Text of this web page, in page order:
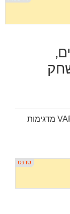
שלוש החלטות שקיבלה השבוע מערכת ה-VAR מדגימות